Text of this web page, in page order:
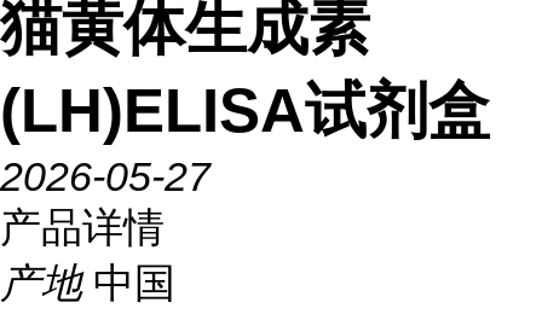
猫黄体生成素
(LH)ELISA试剂盒
2026-05-27
产品详情
产地 中国